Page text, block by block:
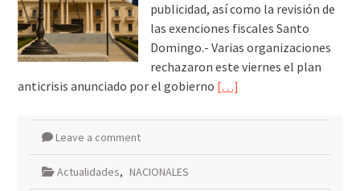
publicidad, así como la revisión de
las exenciones fiscales Santo
Domingo.- Varias organizaciones
rechazaron este viernes el plan
anticrisis anunciado por el gobierno […]
Leave a comment
Actualidades, NACIONALES